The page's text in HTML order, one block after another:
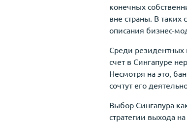
конечных
вне страны. В таких
описания бизнес-
Среди резидентных
счет в Сингапуре
Несмотря на это,
сочтут его
Выбор Сингапура
стратегии выхода